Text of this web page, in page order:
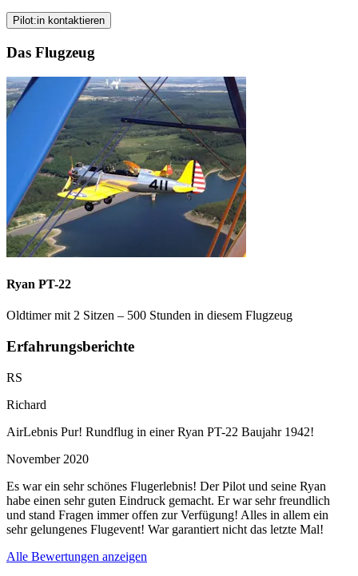
Pilot:in kontaktieren
Das Flugzeug
Ryan PT-22
Oldtimer mit 2 Sitzen – 500 Stunden in diesem Flugzeug
Erfahrungsberichte
RS
Richard
AirLebnis Pur! Rundflug in einer Ryan PT-22 Baujahr 1942!
November 2020
Es war ein sehr schönes Flugerlebnis! Der Pilot und seine Ryan
habe einen sehr guten Eindruck gemacht. Er war sehr freundlich
und stand Fragen immer offen zur Verfügung! Alles in allem ein
sehr gelungenes Flugevent! War garantiert nicht das letzte Mal!
Alle Bewertungen anzeigen